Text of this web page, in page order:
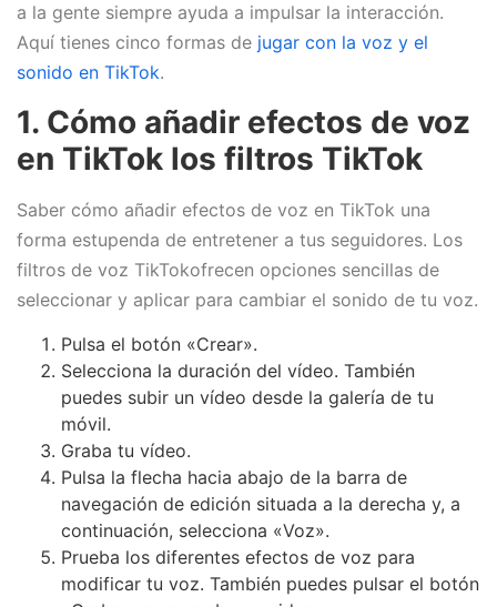
a la gente siempre ayuda a impulsar la interacción.
Aquí tienes cinco formas de jugar con la voz y el
sonido en TikTok.
1. Cómo añadir efectos de voz
en TikTok los filtros TikTok
Saber cómo añadir efectos de voz en TikTok una
forma estupenda de entretener a tus seguidores. Los
filtros de voz TikTokofrecen opciones sencillas de
seleccionar y aplicar para cambiar el sonido de tu voz.
Pulsa el botón «Crear».
Selecciona la duración del vídeo. También
puedes subir un vídeo desde la galería de tu
móvil.
Graba tu vídeo.
Pulsa la flecha hacia abajo de la barra de
navegación de edición situada a la derecha y, a
continuación, selecciona «Voz».
Prueba los diferentes efectos de voz para
modificar tu voz. También puedes pulsar el botón